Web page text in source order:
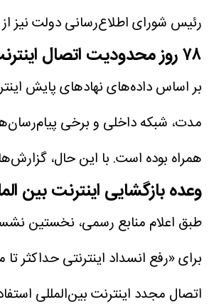
رئیس شورای اطلاع‌رسانی دولت نیز
۷۸ روز محدودیت اتصال اینترنت؛ آمار چه می‌گوید؟
بر اساس داده‌های نهاد‌های پایش اینترنت، انسداد دسترسی به
مدت، شبکه داخلی و برخی
همراه بوده است. با این حال،
وعده بازگشایی اینترنت بین
طبق اعلام منابع رسمی، نخستین
برای «رفع انسداد اینترنتی حداکثر
اتصال مجدد اینترنت بین‌المللی